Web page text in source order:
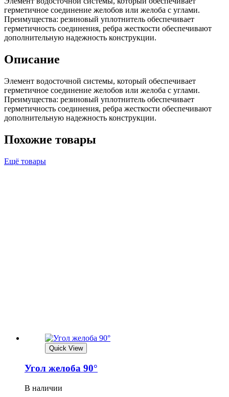
герметичное соединение желобов или желоба с углами.
Преимущества: резиновый уплотнитель обеспечивает
герметичность соединения, ребра жесткости обеспечивают
дополнительную надежность конструкции.
Описание
Элемент водосточной системы, который обеспечивает
герметичное соединение желобов или желоба с углами.
Преимущества: резиновый уплотнитель обеспечивает
герметичность соединения, ребра жесткости обеспечивают
дополнительную надежность конструкции.
Похожие товары
Ещё товары
Quick View
Угол желоба 90°
В наличии